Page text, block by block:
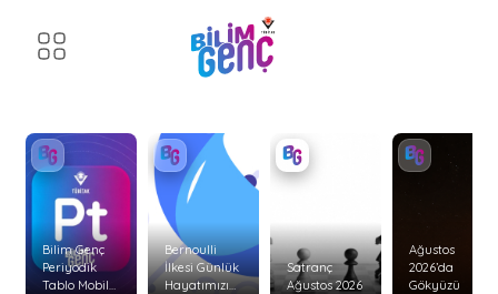
Bilim Genç
Periyodik
Tablo Mobil
Bernoulli
İlkesi Günlük
Hayatımızı
Satranç
Ağustos 2026
Ağustos
2026’da
Gökyüzü